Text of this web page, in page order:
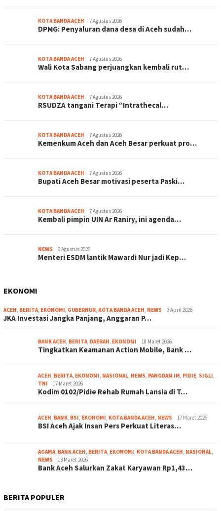
KOTA BANDA ACEH 7 Agustus 2026
DPMG: Penyaluran dana desa di Aceh sudah…
KOTA BANDA ACEH 7 Agustus 2026
Wali Kota Sabang perjuangkan kembali rut…
KOTA BANDA ACEH 7 Agustus 2026
RSUDZA tangani Terapi “Intrathecal…
KOTA BANDA ACEH 7 Agustus 2026
Kemenkum Aceh dan Aceh Besar perkuat pro…
KOTA BANDA ACEH 7 Agustus 2026
Bupati Aceh Besar motivasi peserta Paski…
KOTA BANDA ACEH 7 Agustus 2026
Kembali pimpin UIN Ar Raniry, ini agenda…
NEWS 6 Agustus 2026
Menteri ESDM lantik Mawardi Nur jadi Kep…
EKONOMI
ACEH BERITA EKONOMI GUBERNUR KOTA BANDA ACEH NEWS 3 April 2026
JKA Investasi Jangka Panjang, Anggaran P…
BANK ACEH BERITA DAERAH EKONOMI 18 Maret 2026
Tingkatkan Keamanan Action Mobile, Bank …
ACEH BERITA EKONOMI NASIONAL NEWS PANGDAM IM PIDIE SIGLI
TNI
17 Maret 2026
Kodim 0102/Pidie Rehab Rumah Lansia di T…
ACEH BANK BSI EKONOMI KOTA BANDA ACEH NEWS 17 Maret 2026
BSI Aceh Ajak Insan Pers Perkuat Literas…
AGAMA BANK ACEH BERITA EKONOMI KOTA BANDA ACEH NASIONAL
NEWS
13 Maret 2026
Bank Aceh Salurkan Zakat Karyawan Rp1,43…
BERITA POPULER